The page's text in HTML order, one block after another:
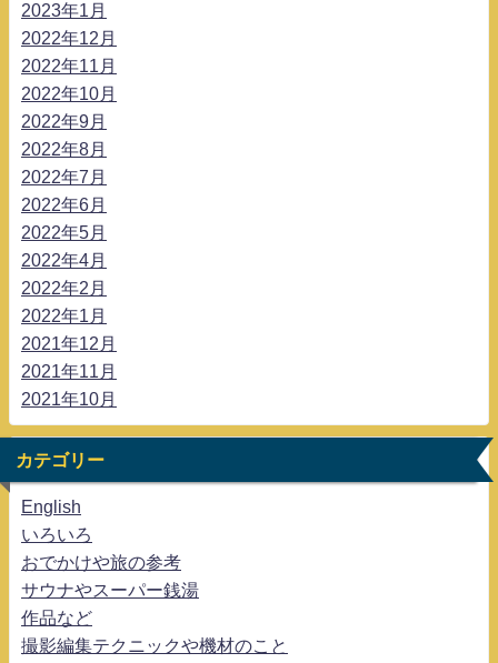
2023年1月
2022年12月
2022年11月
2022年10月
2022年9月
2022年8月
2022年7月
2022年6月
2022年5月
2022年4月
2022年2月
2022年1月
2021年12月
2021年11月
2021年10月
カテゴリー
English
いろいろ
おでかけや旅の参考
サウナやスーパー銭湯
作品など
撮影編集テクニックや機材のこと